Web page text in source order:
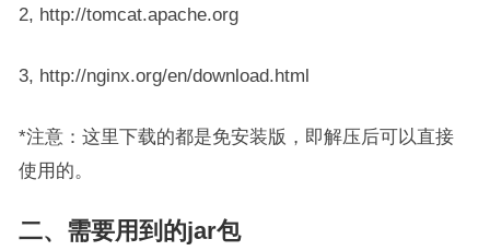
2, http://tomcat.apache.org
3, http://nginx.org/en/download.html
*注意：这里下载的都是免安装版，即解压后可以直接
使用的。
二、需要用到的jar包